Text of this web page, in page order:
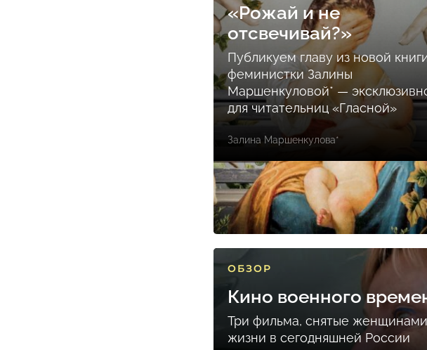
«Рожай и не
отсвечивай?»
Публикуем главу из новой
феминистки Залины
Маршенкуловой* —
для читательниц «Гласной»
Залина Маршенкулова*
ОБЗОР
Кино военного
Три фильма, снятые
жизни в сегодняшней России